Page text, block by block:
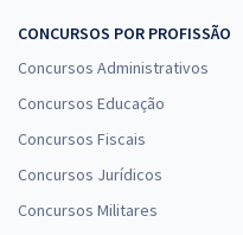
CONCURSOS POR PROFISSÃO
Concursos Administrativos
Concursos Educação
Concursos Fiscais
Concursos Jurídicos
Concursos Militares